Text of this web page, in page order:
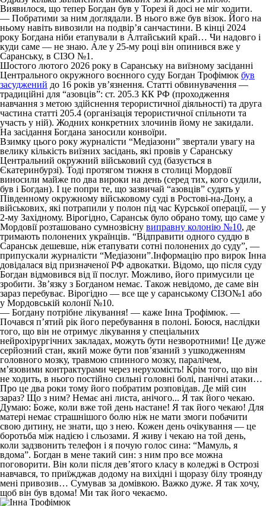
Виявилося, що тепер Богдан був у Торезі й досі не міг ходити.
— Побратими за ним доглядали. В нього вже був візок. Його на
ньому навіть вивозили на подвір’я санчастини. В кінці 2024
року Богдана ніби етапували в Алтайський край… Чи надовго і
куди саме — не знаю. Але у 25-му році він опинився вже у
Саранську, в СІЗО №1.
Шостого лютого 2026 року в Саранську на виїзному засіданні
Центрального окружного воєнного суду Богдан Трофімюк був
засуджений до 16 років ув’язнення. Статті обвинувачення —
традиційні для “азовців”: ст. 205.3 КК РФ (проходження
навчання з метою здійснення терористичної діяльності) та друга
частина статті 205.4 (організація терористичної спільноти та
участь у ній). Жодних конкретних злочинів йому не закидали.
На засідання Богдана заносили конвоїри.
Взимку цього року журналісти “Медіазони” звертали увагу на
велику кількість виїзних засідань, які провів у Саранську
Центральний окружний військовий суд (базується в
Єкатеринбурзі). Тоді протягом тижня в столиці Мордовії
виносили майже по два вироки на день (серед тих, кого судили,
був і Богдан). І це попри те, що зазвичай “азовців” судять у
Південному окружному військовому суді в Ростові-на-Дону, а
військових, які потрапили у полон під час Курської операції, — у
2-му Західному. Вірогідно, Саранськ було обрано тому, що саме у
Мордовії розташовано сумнозвісну виправну колонію №10, де
тримають полонених українців. “Відправити одного суддю в
Саранськ дешевше, ніж етапувати сотні полонених до суду”, —
припускали журналісти “Медіазони”.Інформацію про вирок Інна
довідалася від призначеної РФ адвокатки. Відомо, що після суду
Богдан відмовився від її послуг. Можливо, його примусили це
зробити. Зв’язку з Богданом немає. Також невідомо, де саме він
зараз перебуває. Вірогідно — все ще у саранському СІЗО№1 або
у Мордовській колонії №10.
— Богдану потрібне лікування! — каже Інна Трофімюк. —
Почався п’ятий рік його перебування в полоні. Боюся, наслідки
того, що він не отримує лікування у спеціальних
нейрохірургічних закладах, можуть бути незворотними! Це дуже
серйозний стан, який може бути пов’язаний з ушкодженням
головного мозку, травмою спинного мозку, паралічем,
м’язовими контрактурами через нерухомість! Крім того, що він
не ходить, в нього постійно сильні головні болі, панічні атаки…
Про це два роки тому його побратим розповідав. Де мій син
зараз? Що з ним? Немає ані листа, анічого... Я так його чекаю.
Думаю: Боже, коли вже той день настане! Я так його чекаю! Для
матері немає страшнішого болю ніж не мати змоги побачити
свою дитину, не знати, що з нею. Кожен день очікування — це
боротьба між надією і сльозами. Я живу і чекаю на той день,
коли задзвонить телефон і я почую голос сина: “Мамуль, я
вдома”. Богдан в мене такий син: з ним про все можна
поговорити. Він коли після дев’ятого класу в коледжі в Острозі
навчався, то приїжджав додому на вихідні і щоразу білу троянду
мені привозив… Сумував за домівкою. Важко дуже. Я так хочу,
щоб він був вдома! Ми так його чекаємо.